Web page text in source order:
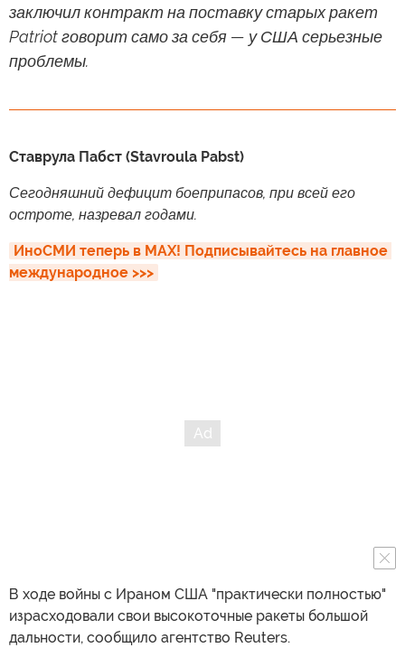
заключил контракт на поставку старых ракет
Patriot говорит само за себя — у США серьезные
проблемы.
Ставрула Пабст (Stavroula Pabst)
Сегодняшний дефицит боеприпасов, при всей его
остроте, назревал годами.
ИноСМИ теперь в MAX! Подписывайтесь на главное
международное >>>
В ходе войны с Ираном США "практически полностью"
израсходовали свои высокоточные ракеты большой
дальности, сообщило агентство Reuters.